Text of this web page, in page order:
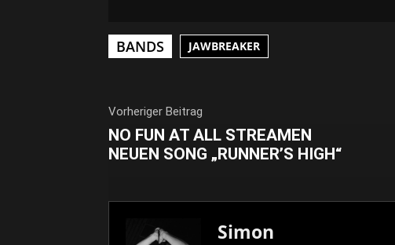
BANDS JAWBREAKER
Vorheriger Beitrag
NO FUN AT ALL STREAMEN
NEUEN SONG „RUNNER’S HIGH“
Simon